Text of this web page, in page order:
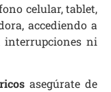
celular, tablet,
accediendo a
interrupciones ni
asegúrate de